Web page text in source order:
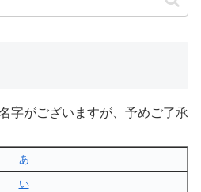
字がございますが、予めご了承
あ
い